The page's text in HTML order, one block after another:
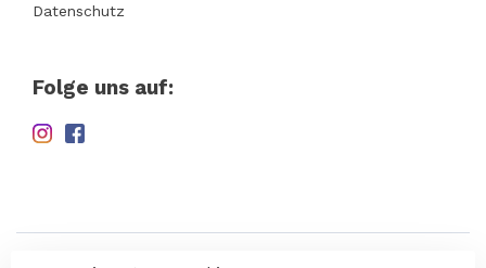
Datenschutz
Folge uns auf: